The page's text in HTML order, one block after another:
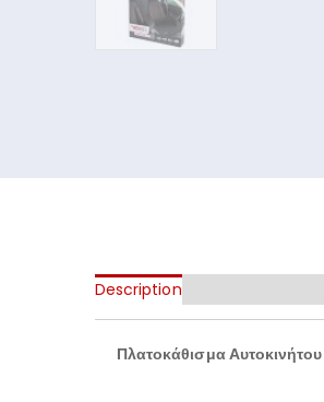
Description
Πλατοκάθισμα